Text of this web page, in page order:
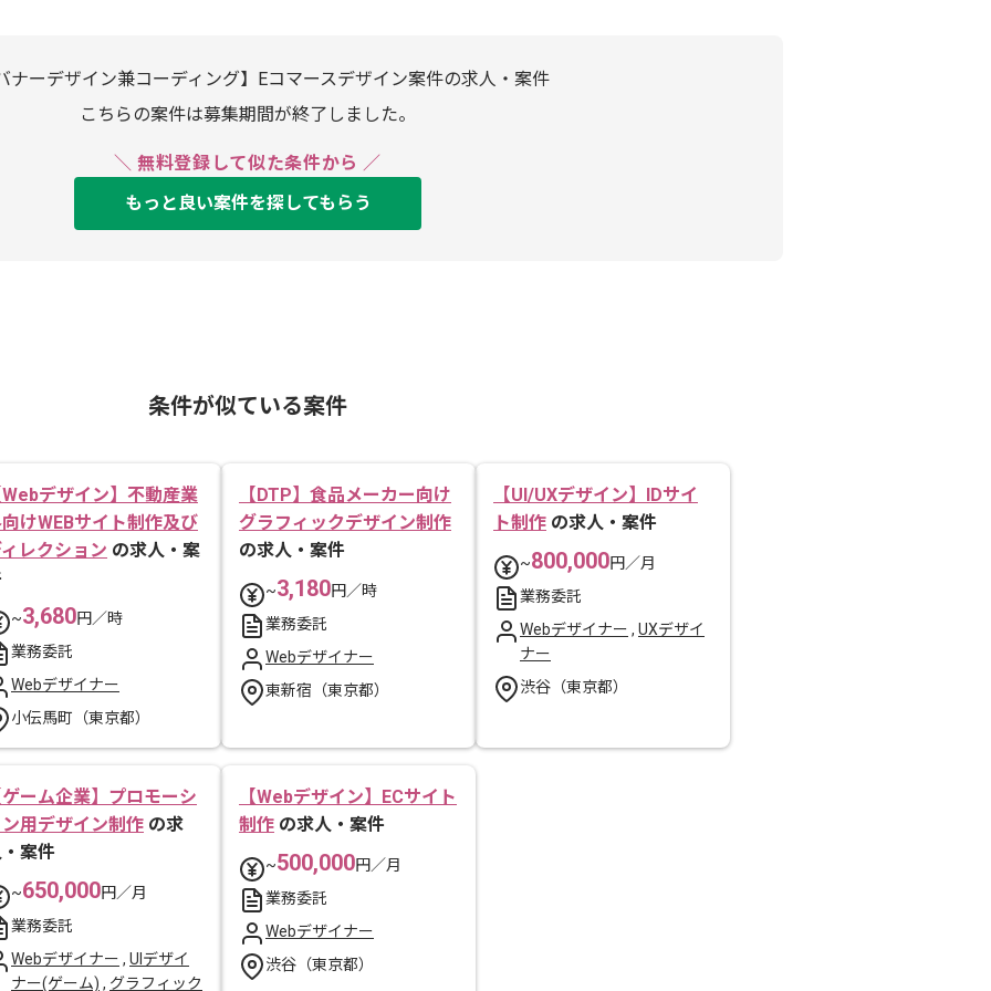
ナーデザイン兼コーディング】Eコマースデザイン案件の求人・案件
こちらの案件は募集期間が終了しました。
＼ 無料登録して似た条件から ／
もっと良い案件を探してもらう
条件が似ている案件
デザイン】不動産業
けWEBサイト制作及び
レクション の求人・案
~3,680円／時
業務委託
Webデザイナー
小伝馬町（東京都）
【DTP】食品メーカー向け
グラフィックデザイン制作
の求人・案件
~3,180円／時
業務委託
Webデザイナー
東新宿（東京都）
【UI/UXデザイン】IDサイ
ト制作 の求人・案件
~800,000円／月
業務委託
Webデザイナー , UXデザイ
ナー
渋谷（東京都）
ーム企業】プロモーシ
用デザイン制作 の求
案件
~650,000円／月
業務委託
Webデザイナー , UIデザイ
ナー(ゲーム) , グラフィック
【Webデザイン】ECサイト
制作 の求人・案件
~500,000円／月
業務委託
Webデザイナー
渋谷（東京都）